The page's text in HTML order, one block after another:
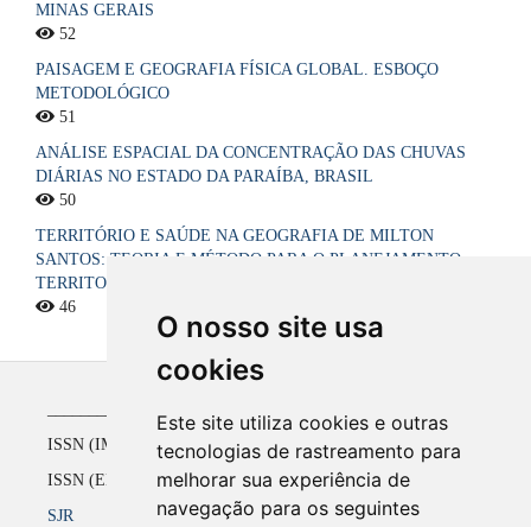
O nosso site usa
cookies
Este site utiliza cookies e outras
tecnologias de rastreamento para
melhorar sua experiência de
navegação para os seguintes
MINAS GERAIS
52
PAISAGEM E GEOGRAFIA FÍSICA GLOBAL. ESBOÇO
METODOLÓGICO
51
ANÁLISE ESPACIAL DA CONCENTRAÇÃO DAS CHUVAS
DIÁRIAS NO ESTADO DA PARAÍBA, BRASIL
50
TERRITÓRIO E SAÚDE NA GEOGRAFIA DE MILTON
SANTOS: TEORIA E MÉTODO PARA O PLANEJAMENTO
TERRITORIAL DO SISTEMA ÚNICO DE SAÚDE NO BRASIL
46
ISSN (IMPRESSO) 1516-4136 até 2008
ISSN (ELETRÔNICO) 2177-2738 a partir de 2009
SJR